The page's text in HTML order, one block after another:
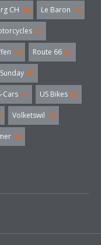
CH (4) Le Baron (4)
(4)
(5) Route 66 (3)
(5)
Cars (7) US Bikes (5)
Volketswil (3)
(5)